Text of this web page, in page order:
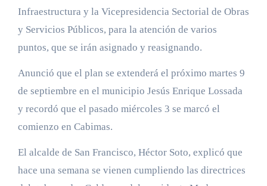
Infraestructura y la Vicepresidencia Sectorial de Obras
y Servicios Públicos, para la atención de varios
puntos, que se irán asignado y reasignando.
Anunció que el plan se extenderá el próximo martes 9
de septiembre en el municipio Jesús Enrique Lossada
y recordó que el pasado miércoles 3 se marcó el
comienzo en Cabimas.
El alcalde de San Francisco, Héctor Soto, explicó que
hace una semana se vienen cumpliendo las directrices